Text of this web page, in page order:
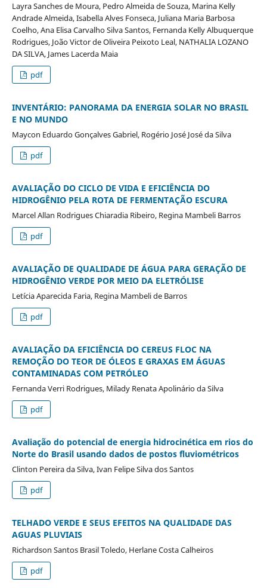
Layra Sanches de Moura, Pedro Almeida de Souza, Marina Kelly
Andrade Almeida, Isabella Alves Fonseca, Juliana Maria Barbosa
Coelho, Ana Elisa Carvalho Silva Santos, Fernanda Kelly Albuquerque
Rodrigues, João Victor de Oliveira Peixoto Leal, NATHALIA LOZANO
DA SILVA, James Lacerda Maia
pdf
INVENTÁRIO: PANORAMA DA ENERGIA SOLAR NO BRASIL
E NO MUNDO
Maycon Eduardo Gonçalves Gabriel, Rogério José José da Silva
pdf
AVALIAÇÃO DO CICLO DE VIDA E EFICIÊNCIA DO
HIDROGÊNIO PELA ROTA DE FERMENTAÇÃO ESCURA
Marcel Allan Rodrigues Chiaradia Ribeiro, Regina Mambeli Barros
pdf
AVALIAÇÃO DE QUALIDADE DE ÁGUA PARA GERAÇÃO DE
HIDROGÊNIO VERDE POR MEIO DA ELETRÓLISE
Letícia Aparecida Faria, Regina Mambeli de Barros
pdf
AVALIAÇÃO DA EFICIÊNCIA DO CEREUS FLOC NA
REMOÇÃO DO TEOR DE ÓLEOS E GRAXAS EM ÁGUAS
CONTAMINADAS COM PETRÓLEO
Fernanda Verri Rodrigues, Milady Renata Apolinário da Silva
pdf
Avaliação do potencial de energia hidrocinética em rios do
Norte do Brasil usando dados de postos fluviométricos
Clinton Pereira da Silva, Ivan Felipe Silva dos Santos
pdf
TELHADO VERDE E SEUS EFEITOS NA QUALIDADE DAS
AGUAS PLUVIAIS
Richardson Santos Brasil Toledo, Herlane Costa Calheiros
pdf